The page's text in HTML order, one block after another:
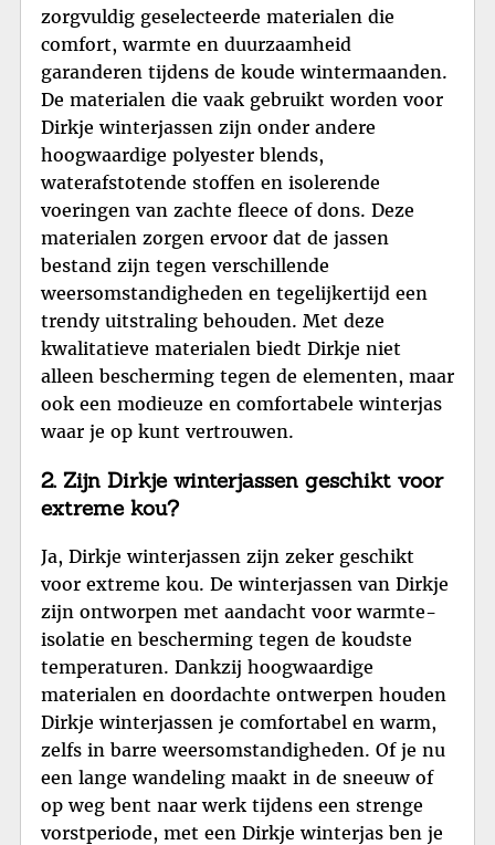
zorgvuldig geselecteerde materialen die
comfort, warmte en duurzaamheid
garanderen tijdens de koude wintermaanden.
De materialen die vaak gebruikt worden voor
Dirkje winterjassen zijn onder andere
hoogwaardige polyester blends,
waterafstotende stoffen en isolerende
voeringen van zachte fleece of dons. Deze
materialen zorgen ervoor dat de jassen
bestand zijn tegen verschillende
weersomstandigheden en tegelijkertijd een
trendy uitstraling behouden. Met deze
kwalitatieve materialen biedt Dirkje niet
alleen bescherming tegen de elementen, maar
ook een modieuze en comfortabele winterjas
waar je op kunt vertrouwen.
2. Zijn Dirkje winterjassen geschikt voor
extreme kou?
Ja, Dirkje winterjassen zijn zeker geschikt
voor extreme kou. De winterjassen van Dirkje
zijn ontworpen met aandacht voor warmte-
isolatie en bescherming tegen de koudste
temperaturen. Dankzij hoogwaardige
materialen en doordachte ontwerpen houden
Dirkje winterjassen je comfortabel en warm,
zelfs in barre weersomstandigheden. Of je nu
een lange wandeling maakt in de sneeuw of
op weg bent naar werk tijdens een strenge
vorstperiode, met een Dirkje winterjas ben je